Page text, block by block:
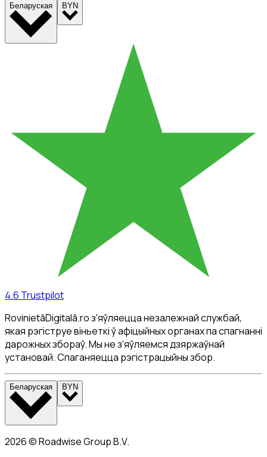
Беларуская BYN
4.6 Trustpilot
RovinietăDigitală.ro з'яўляецца незалежнай службай,
якая рэгіструе віньеткі ў афіцыйных органах па спагнанні
дарожных збораў. Мы не з'яўляемся дзяржаўнай
установай. Спаганяецца рэгістрацыйны збор.
Беларуская BYN
2026©Roadwise Group B.V.